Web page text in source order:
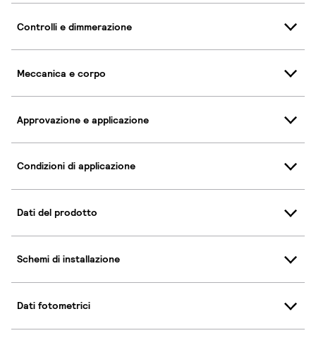
Controlli e dimmerazione
Meccanica e corpo
Approvazione e applicazione
Condizioni di applicazione
Dati del prodotto
Schemi di installazione
Dati fotometrici